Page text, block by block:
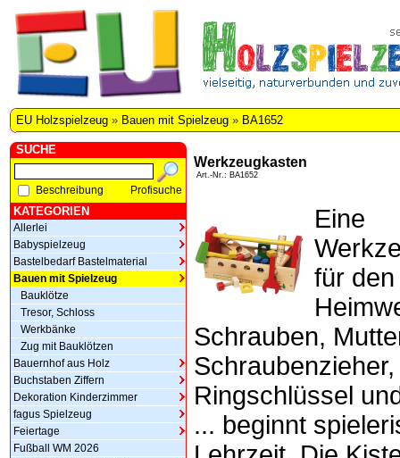
EU Holzspielzeug » Bauen mit Spielzeug » BA1652
SUCHE
Beschreibung Profisuche
KATEGORIEN
Allerlei
Babyspielzeug
Bastelbedarf Bastelmaterial
Bauen mit Spielzeug
Bauklötze
Tresor, Schloss
Werkbänke
Zug mit Bauklötzen
Bauernhof aus Holz
Buchstaben Ziffern
Dekoration Kinderzimmer
fagus Spielzeug
Feiertage
Fußball WM 2026
Werkzeugkasten
Art.-Nr.: BA1652
Eine
für
Schrauben,
Schraubenzieher,
Ringschlüssel
... beginnt